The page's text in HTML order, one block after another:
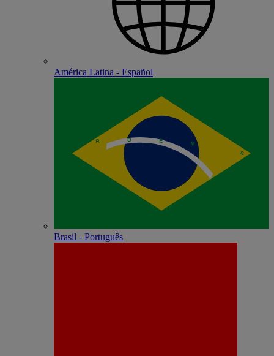
América Latina - Español
Brasil - Português